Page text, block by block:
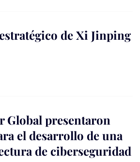
de Xi Jinping
Global presentaron
el desarrollo de una
de ciberseguridad